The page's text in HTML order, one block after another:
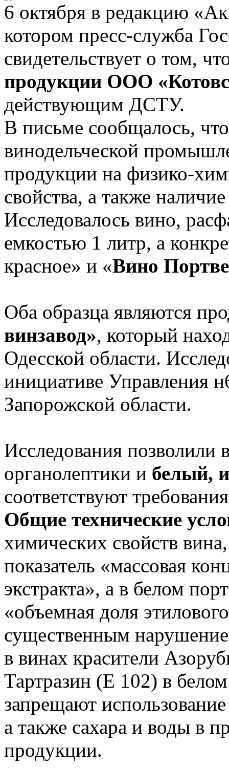
6 октября в редакцию
котором пресс-служба
свидетельствует о том,
продукции ООО
действующим ДСТУ.
В письме сообщалось,
винодельческой
продукции на физико-
свойства, а также
Исследовалось вино,
емкостью 1 литр, а
красное» и «Вино
Оба образца являются
винзавод», который
Одесской области.
инициативе Управления
Запорожской области.
Исследования позволили
органолептики и белый,
соответствуют
Общие технические
химических свойств
показатель «массовая
экстракта», а в белом
«объемная доля
существенным
в винах красители
Тартразин (Е 102) в
запрещают
а также сахара и воды в
продукции.